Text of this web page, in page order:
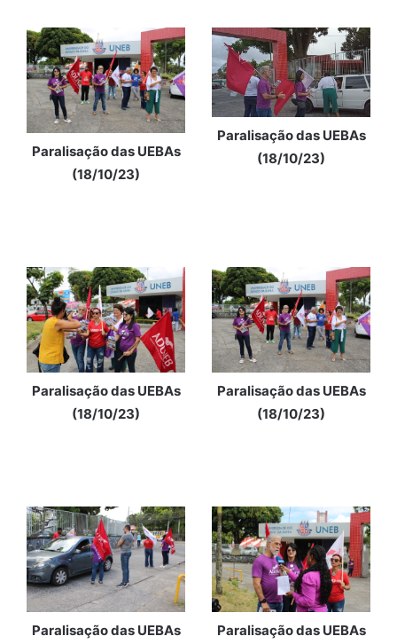
Paralisação das UEBAs
(18/10/23)
Paralisação das UEBAs
(18/10/23)
Paralisação das UEBAs
(18/10/23)
Paralisação das UEBAs
(18/10/23)
Paralisação das UEBAs
Paralisação das UEBAs